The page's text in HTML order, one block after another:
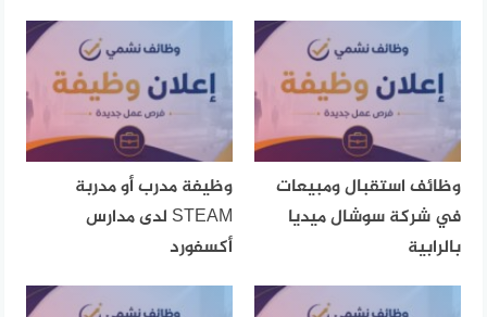
وظائف استقبال ومبيعات
في شركة سوشال ميديا
بالرابية
وظيفة مدرب أو مدربة
STEAM لدى مدارس
أكسفورد